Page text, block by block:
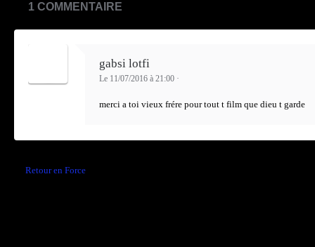
1 COMMENTAIRE
gabsi lotfi
Le 11/07/2016 à 21:00 ·
merci a toi vieux frére pour tout t film que dieu t garde
Retour en Force